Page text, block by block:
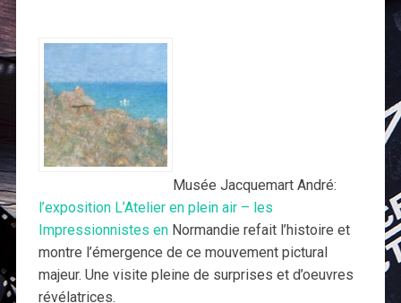
Musée Jacquemart André:
l’exposition L’Atelier en plein air – les
Impressionnistes en Normandie refait l’histoire et
montre l’émergence de ce mouvement pictural
majeur. Une visite pleine de surprises et d’oeuvres
révélatrices.